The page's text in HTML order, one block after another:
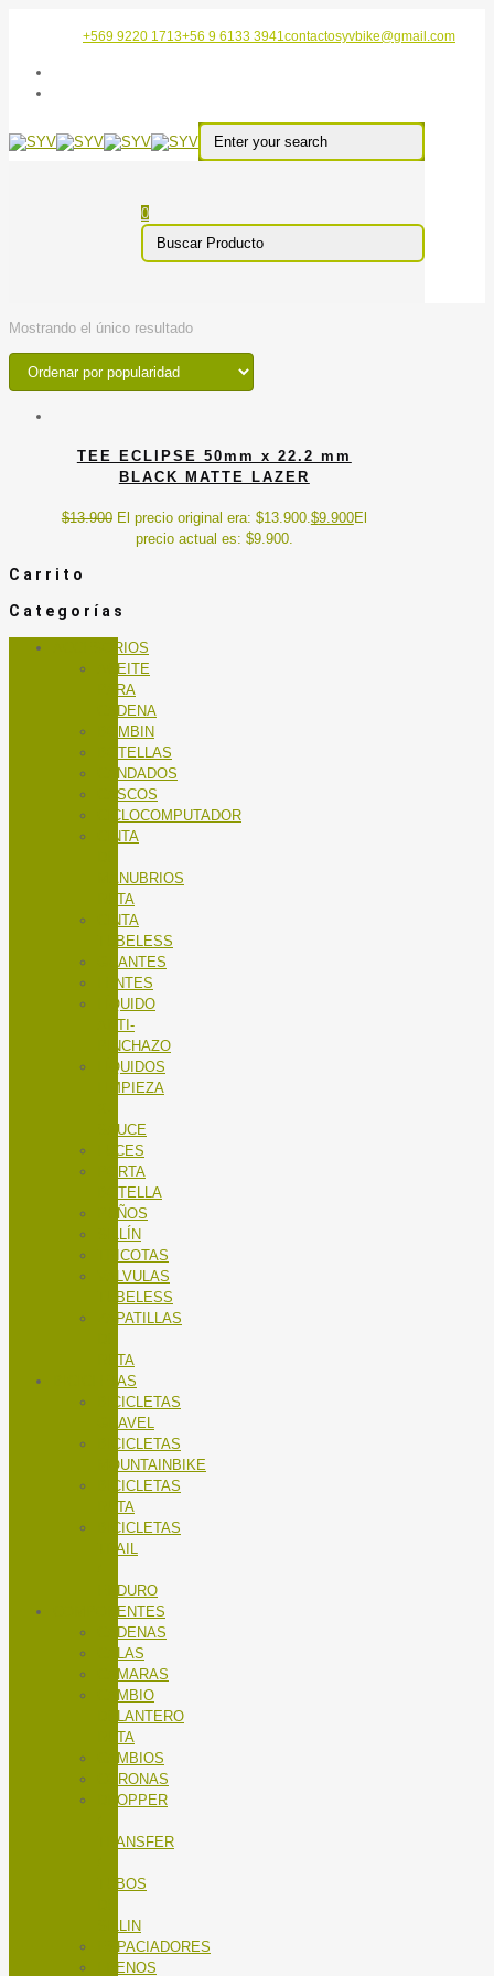
+569 9220 1713+56 9 6133 3941contactosyvbike@gmail.com
0
Mostrando el único resultado
TEE ECLIPSE 50mm x 22.2 mm
BLACK MATTE LAZER
$13.900 El precio original era: $13.900. $9.900El
precio actual es: $9.900.
Carrito
Categorías
ACCESORIOS
ACEITE
PARA
CADENA
BOMBIN
BOTELLAS
CANDADOS
CASCOS
CICLOCOMPUTADOR
CINTA
MANUBRIOS
RUTA
CINTA
TUBELESS
GUANTES
LENTES
LÍQUIDO
ANTI-
PINCHAZO
LÍQUIDOS
LIMPIEZA
SAUCE
LUCES
PORTA
BOTELLA
PUÑOS
SILLÍN
TRICOTAS
VALVULAS
TUBELESS
ZAPATILLAS
RUTA
BICICLETAS
BICICLETAS
GRAVEL
BICICLETAS
MOUNTAINBIKE
BICICLETAS
RUTA
BICICLETAS
TRAIL
ENDURO
COMPONENTES
CADENAS
CALAS
CÁMARAS
CAMBIO
DELANTERO
RUTA
CAMBIOS
CORONAS
DROPPER
TRANSFER
TUBOS
SILLIN
ESPACIADORES
FRENOS